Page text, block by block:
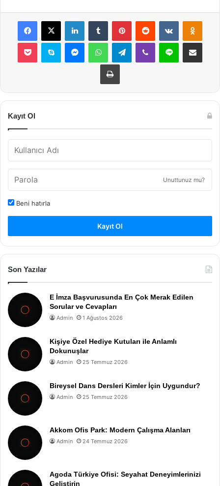
Facebook
X LinkedInTumblr PinterestReddit VKontakte
Pocket Skype MessengerWhatsAppTelegramViber Line E-Posta ile
Yazdır
Kayıt Ol
Unuttunuz mu?
Beni hatırla
Kayıt Ol
Son Yazılar
E İmza Başvurusunda En Çok Merak Edilen
Sorular ve Cevapları
Admin 1 Ağustos 2026
Kişiye Özel Hediye Kutuları ile Anlamlı
Dokunuşlar
Admin 25 Temmuz 2026
Bireysel Dans Dersleri Kimler İçin Uygundur?
Admin 25 Temmuz 2026
Akkom Ofis Park: Modern Çalışma Alanları
Admin 24 Temmuz 2026
Agoda Türkiye Ofisi: Seyahat Deneyimlerinizi
Geliştirin